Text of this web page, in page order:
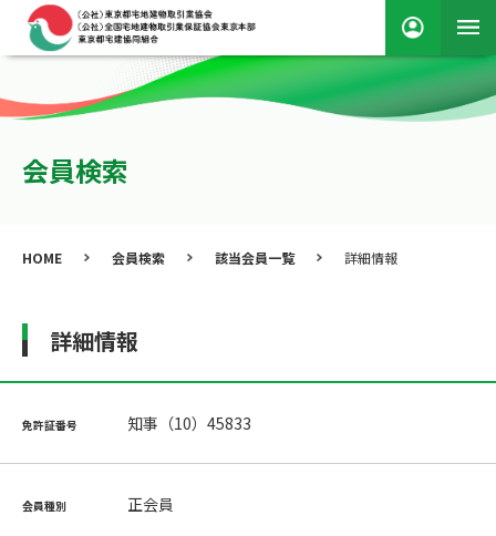
会員検索
HOME 会員検索 該当会員一覧 詳細情報
詳細情報
免許証番号 知事（10）45833
会員種別 正会員